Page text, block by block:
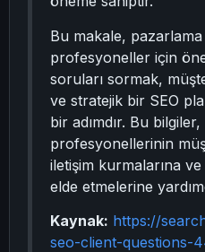
Bu makale, pazarlama
profesyoneller için
soruları sormak,
ve stratejik bir SEO
bir adımdır. Bu
profesyonellerinin
iletişim kurmalarına
elde etmelerine
Kaynak: https://
seo-client-questions-